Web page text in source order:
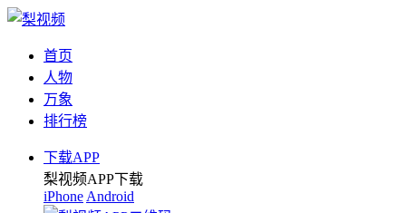
首页
人物
万象
排行榜
下载APP
梨视频APP下载
iPhone Android